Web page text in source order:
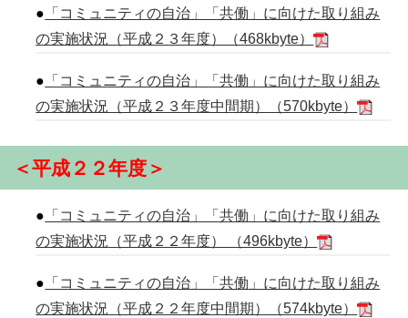
● 「コミュニティの自治」「共働」に向けた取り組み
の実施状況（平成２３年度）（468kbyte）
● 「コミュニティの自治」「共働」に向けた取り組み
の実施状況（平成２３年度中間期）（570kbyte）
＜平成２２年度＞
● 「コミュニティの自治」「共働」に向けた取り組み
の実施状況（平成２２年度） （496kbyte）
● 「コミュニティの自治」「共働」に向けた取り組み
の実施状況（平成２２年度中間期）（574kbyte）